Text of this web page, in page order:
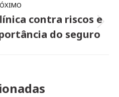
Próximo
post:
contra riscos e
do seguro